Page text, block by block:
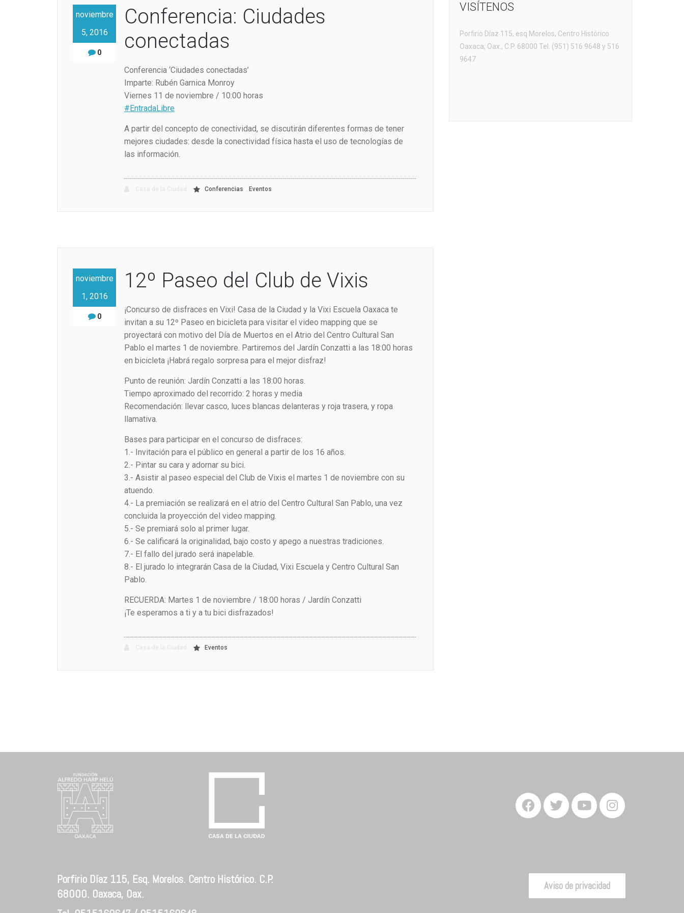
noviembre
5, 2016
0
Conferencia: Ciudades
conectadas
Conferencia ‘Ciudades conectadas’
Imparte: Rubén Garnica Monroy
Viernes 11 de noviembre / 10:00 horas
#EntradaLibre
A partir del concepto de conectividad, se discutirán diferentes formas de tener
mejores ciudades: desde la conectividad física hasta el uso de tecnologías de
las información.
Conferencias Eventos
noviembre
1, 2016
0
12º Paseo del Club de Vixis
¡Concurso de disfraces en Vixi! Casa de la Ciudad y la Vixi Escuela Oaxaca te
invitan a su 12º Paseo en bicicleta para visitar el video mapping que se
proyectará con motivo del Día de Muertos en el Atrio del Centro Cultural San
Pablo el martes 1 de noviembre. Partiremos del Jardín Conzatti a las 18:00 horas
en bicicleta ¡Habrá regalo sorpresa para el mejor disfraz!
Punto de reunión: Jardín Conzatti a las 18:00 horas.
Tiempo aproximado del recorrido: 2 horas y media
Recomendación: llevar casco, luces blancas delanteras y roja trasera, y ropa
llamativa.
Bases para participar en el concurso de disfraces:
1.- Invitación para el público en general a partir de los 16 años.
2.- Pintar su cara y adornar su bici.
3.- Asistir al paseo especial del Club de Vixis el martes 1 de noviembre con su
atuendo.
4.- La premiación se realizará en el atrio del Centro Cultural San Pablo, una vez
concluida la proyección del video mapping.
5.- Se premiará solo al primer lugar.
6.- Se calificará la originalidad, bajo costo y apego a nuestras tradiciones.
7.- El fallo del jurado será inapelable.
8.- El jurado lo integrarán Casa de la Ciudad, Vixi Escuela y Centro Cultural San
Pablo.
RECUERDA: Martes 1 de noviembre / 18:00 horas / Jardín Conzatti
¡Te esperamos a ti y a tu bici disfrazados!
Eventos
VISÍTENOS
Porfirio Díaz 115, esq Morelos, Centro Histórico
Oaxaca, Oax., C.P. 68000 Tel. (951) 516 9648 y 516
9647
Porfirio Díaz 115, Esq. Morelos. Centro Histórico. C.P.
68000. Oaxaca, Oax.
Aviso de privacidad